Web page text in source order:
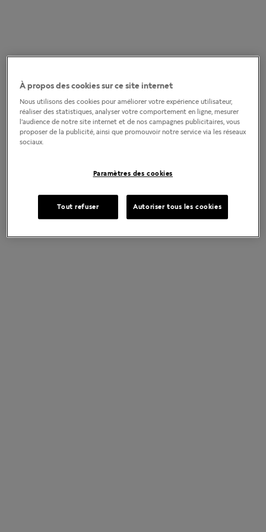
À propos des cookies sur ce site internet
Nous utilisons des cookies pour améliorer votre expérience utilisateur,
réaliser des statistiques, analyser votre comportement en ligne, mesurer
l’audience de notre site internet et de nos campagnes publicitaires, vous
proposer de la publicité, ainsi que promouvoir notre service via les réseaux
sociaux.
Paramètres des cookies
Tout refuser Autoriser tous les cookies